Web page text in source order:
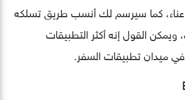
كما سيرسم لك أنسب طريق تسلكه
القول إنه أكثر التطبيقات
ميدان تطبيقات السفر.